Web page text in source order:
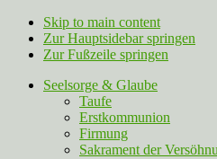
Skip to main content
Zur Hauptsidebar springen
Zur Fußzeile springen
Seelsorge & Glaube
Taufe
Erstkommunion
Firmung
Sakrament der